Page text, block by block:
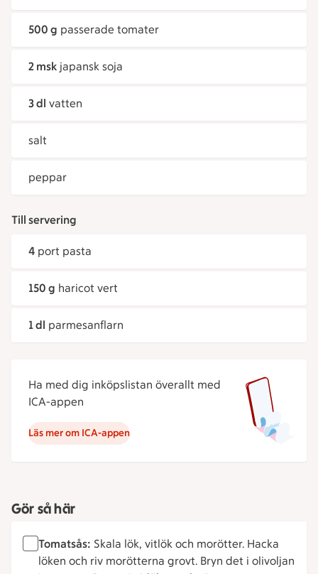
500 g passerade tomater
2 msk japansk soja
3 dl vatten
salt
peppar
Till servering
4 port pasta
150 g haricot vert
1 dl parmesanflarn
Ha med dig inköpslistan överallt med
ICA-appen
Läs mer om ICA-appen
Gör så här
Tomatsås: Skala lök, vitlök och morötter. Hacka
löken och riv morötterna grovt. Bryn det i olivoljan